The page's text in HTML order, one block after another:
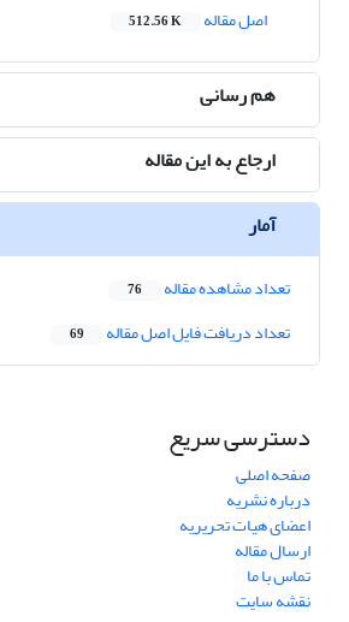
اصل مقاله
512.56 K
هم رسانی
ارجاع به این مقاله
آمار
تعداد مشاهده مقاله 76
تعداد دریافت فایل اصل مقاله 69
دسترسی سریع
صفحه اصلی
درباره نشریه
اعضای هیات تحریریه
ارسال مقاله
تماس با ما
نقشه سایت